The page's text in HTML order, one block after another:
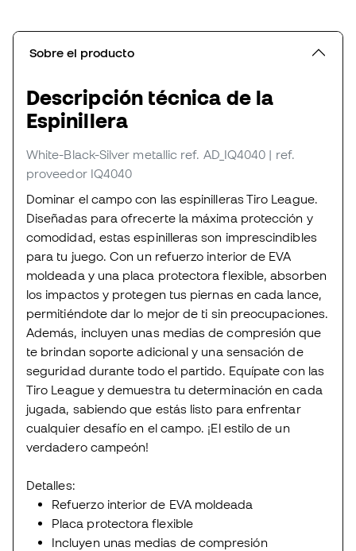
Sobre el producto
Descripción técnica de la
Espinillera
White-Black-Silver metallic ref. AD_IQ4040 | ref.
proveedor IQ4040
Dominar el campo con las espinilleras Tiro League.
Diseñadas para ofrecerte la máxima protección y
comodidad, estas espinilleras son imprescindibles
para tu juego. Con un refuerzo interior de EVA
moldeada y una placa protectora flexible, absorben
los impactos y protegen tus piernas en cada lance,
permitiéndote dar lo mejor de ti sin preocupaciones.
Además, incluyen unas medias de compresión que
te brindan soporte adicional y una sensación de
seguridad durante todo el partido. Equípate con las
Tiro League y demuestra tu determinación en cada
jugada, sabiendo que estás listo para enfrentar
cualquier desafío en el campo. ¡El estilo de un
verdadero campeón!
Detalles:
Refuerzo interior de EVA moldeada
Placa protectora flexible
Incluyen unas medias de compresión